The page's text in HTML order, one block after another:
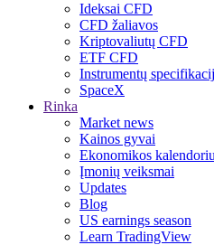
Ideksai CFD
CFD žaliavos
Kriptovaliutų CFD
ETF CFD
Instrumentų
SpaceX
Rinka
Market news
Kainos gyvai
Ekonomikos
Įmonių veiksmai
Updates
Blog
US earnings season
Learn TradingView